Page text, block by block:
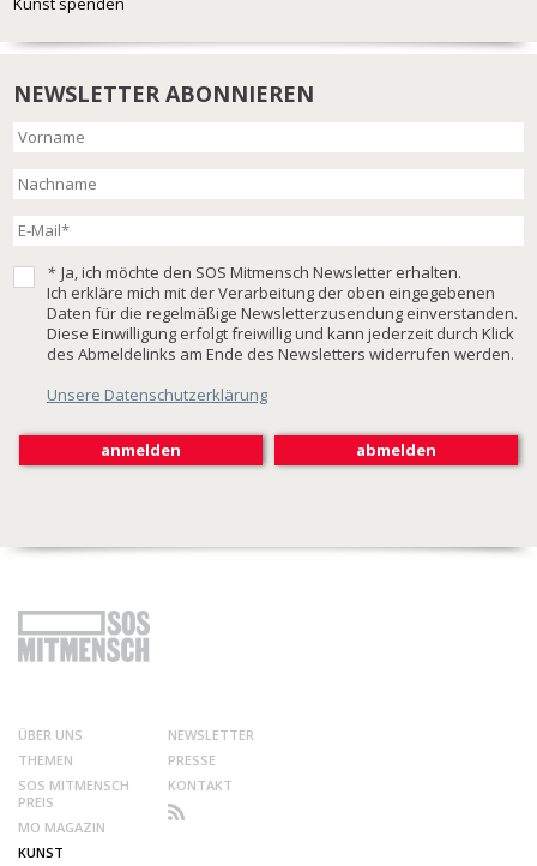
NEWSLETTER ABONNIEREN
* Ja, ich möchte den SOS Mitmensch Newsletter erhalten.
Ich erkläre mich mit der Verarbeitung der oben eingegebenen
Daten für die regelmäßige Newsletterzusendung einverstanden.
Diese Einwilligung erfolgt freiwillig und kann jederzeit durch Klick
des Abmeldelinks am Ende des Newsletters widerrufen werden.
Unsere Datenschutzerklärung
ÜBER UNS
THEMEN
SOS MITMENSCH
PREIS
MO MAGAZIN
KUNST
NEWSLETTER
PRESSE
KONTAKT